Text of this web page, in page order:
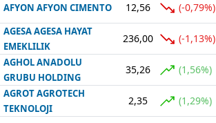
AFYON AFYON CIMENTO 12,56 (-0,79%)
AGESA AGESA HAYAT
EMEKLILIK
236,00 (-1,13%)
AGHOL ANADOLU
GRUBU HOLDING
35,26 (1,56%)
AGROT AGROTECH
TEKNOLOJI
2,35 (1,29%)